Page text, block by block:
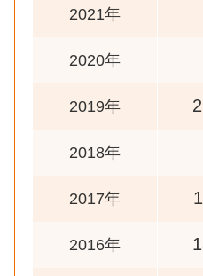
2021年
2020年
2019年
2018年
2017年
2016年